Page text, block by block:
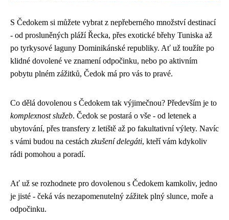
S Čedokem si můžete vybrat z nepřeberného množství destinací
- od prosluněných pláží Řecka, přes exotické břehy Tuniska až
po tyrkysové laguny Dominikánské republiky. Ať už toužíte po
klidné dovolené ve znamení odpočinku, nebo po aktivním
pobytu plném zážitků, Čedok má pro vás to pravé.
Co dělá dovolenou s Čedokem tak výjimečnou? Především je to
komplexnost služeb. Čedok se postará o vše - od letenek a
ubytování, přes transfery z letiště až po fakultativní výlety. Navíc
s vámi budou na cestách zkušení delegáti, kteří vám kdykoliv
rádi pomohou a poradí.
Ať už se rozhodnete pro dovolenou s Čedokem kamkoliv, jedno
je jisté - čeká vás nezapomenutelný zážitek plný slunce, moře a
odpočinku.